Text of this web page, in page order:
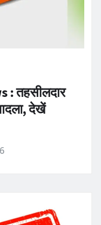
: तहसीलदार
देखें